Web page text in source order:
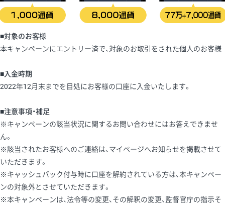
■対象のお客様
本キャンペーンにエントリー済で、対象のお取引をされた個人のお客様
■入金時期
2022年12月末までを目処にお客様の口座に入金いたします。
■注意事項・補足
※キャンペーンの該当状況に関するお問い合わせにはお答えできませ
ん。
※該当されたお客様へのご連絡は、マイページへお知らせを掲載させて
いただきます。
※キャッシュバック付与時に口座を解約されている方は、本キャンペー
ンの対象外とさせていただきます。
※本キャンペーンは、法令等の変更、その解釈の変更、監督官庁の指示そ